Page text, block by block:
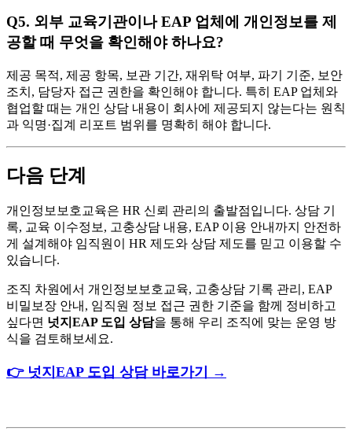
Q5. 외부 교육기관이나 EAP 업체에 개인정보를 제
공할 때 무엇을 확인해야 하나요?
제공 목적, 제공 항목, 보관 기간, 재위탁 여부, 파기 기준, 보안
조치, 담당자 접근 권한을 확인해야 합니다. 특히 EAP 업체와
협업할 때는 개인 상담 내용이 회사에 제공되지 않는다는 원칙
과 익명·집계 리포트 범위를 명확히 해야 합니다.
다음 단계
개인정보보호교육은 HR 신뢰 관리의 출발점입니다. 상담 기
록, 교육 이수정보, 고충상담 내용, EAP 이용 안내까지 안전하
게 설계해야 임직원이 HR 제도와 상담 제도를 믿고 이용할 수
있습니다.
조직 차원에서 개인정보보호교육, 고충상담 기록 관리, EAP
비밀보장 안내, 임직원 정보 접근 권한 기준을 함께 정비하고
싶다면 넛지EAP 도입 상담을 통해 우리 조직에 맞는 운영 방
식을 검토해보세요.
👉 넛지EAP 도입 상담 바로가기 →